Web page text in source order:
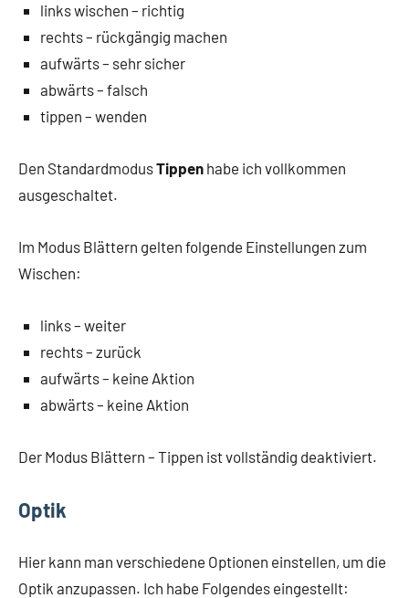
links wischen – richtig
rechts – rückgängig machen
aufwärts – sehr sicher
abwärts – falsch
tippen – wenden
Den StandardmodusTippen habe ich vollkommen
ausgeschaltet.
Im Modus Blättern gelten folgende Einstellungen zum
Wischen:
links – weiter
rechts – zurück
aufwärts – keine Aktion
abwärts – keine Aktion
Der Modus Blättern – Tippen ist vollständig deaktiviert.
Optik
Hier kann man verschiedene Optionen einstellen, um die
Optik anzupassen. Ich habe Folgendes eingestellt: